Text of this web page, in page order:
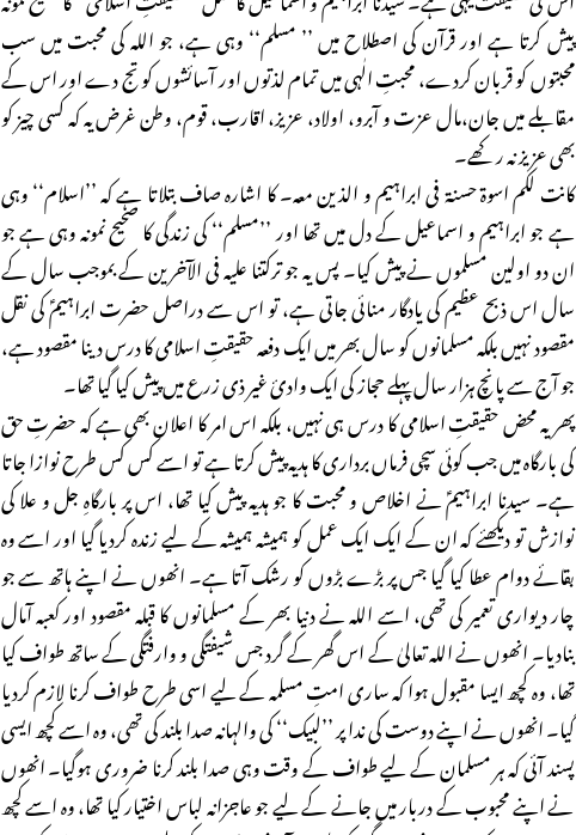
پیش کرتا ہے اور قرآن کی اصطلاح میں ’’ مسلم‘‘ وہی ہے، جو اللہ کی محبت میں سب
محبتوں کو قربان کردے، محبتِ الٰہی میں تمام لذتوں اور آسائشوں کو تج دے اور اس کے
مقابلے میں جان،مال عزت و آبرو، اولاد، عزیز، اقارب، قوم، وطن غرض یہ کہ کسی چیز کو
بھی عزیز نہ رکھے۔
کانت لکم اسوۃ حسنۃ فی ابراہیم و الذین معہ۔ کا اشارہ صاف بتلاتا ہے کہ ’’اسلام‘‘ وہی
ہے جو ابراہیم و اسماعیل کے دل میں تھا اور ’’مسلم‘‘ کی زندگی کا صحیح نمونہ وہی ہے جو
ان دو اولین مسلموں نے پیش کیا۔ پس یہ جو ترکتنا علیہ فی الآخرین کے بموجب سال کے
سال اس ذبح عظیم کی یادگار منائی جاتی ہے، تو اس سے دراصل حضرت ابراہیمؑ کی نقل
مقصود نہیں بلکہ مسلمانوں کو سال بھر میں ایک دفعہ حقیقتِ اسلامی کا درس دینا مقصود ہے،
جو آج سے پانچ ہزار سال پہلے حجاز کی ایک وادیٔ غیر ذی زرع میں پیش کیا گیا تھا۔
پھر یہ محض حقیقتِ اسلامی کا درس ہی نہیں، بلکہ اس امر کا اعلان بھی ہے کہ حضرتِ حق
کی بارگاہ میں جب کوئی سچی فرماں برداری کا ہدیہ پیش کرتا ہے تو اسے کس کس طرح نوازا جاتا
ہے۔ سیدنا ابراہیمؑ نے اخلاص و محبت کا جو ہدیہ پیش کیا تھا، اس پر بارگاہِ جل و علا کی
نوازش تو دیکھئے کہ ان کے ایک ایک عمل کو ہمیشہ ہمیشہ کے لیے زندہ کردیا گیا اور اسے وہ
بقائے دوام عطا کیا گیا جس پر بڑے بڑوں کو رشک آتا ہے۔ انھوں نے اپنے ہاتھ سے جو
چار دیواری تعمیر کی تھی، اسے اللہ نے دنیا بھر کے مسلمانوں کا قبلہ مقصود اور کعبہ آمال
بنادیا۔ انھوں نے اللہ تعالیٰ کے اس گھر کے گرد جس شیفتگی و وارفتگی کے ساتھ طواف کیا
تھا، وہ کچھ ایسا مقبول ہوا کہ ساری امتِ مسلمہ کے لیے اسی طرح طواف کرنا لازم کردیا
گیا۔ انھوں نے اپنے دوست کی ندا پر ’’لبیک‘‘ کی والہانہ صدا بلند کی تھی، وہ اسے کچھ ایسی
پسند آئی کہ ہر مسلمان کے لیے طواف کے وقت وہی صدا بلند کرنا ضروری ہوگیا۔ انھوں
نے اپنے محبوب کے دربار میں جانے کے لیے جو عاجزانہ لباس اختیار کیا تھا، وہ اسے کچھ